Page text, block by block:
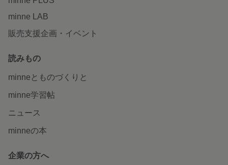
minne LAB
販売支援企画・イベント
読みもの
minneとものづくりと
minne学習帖
ニュース
minneの本
企業の方へ